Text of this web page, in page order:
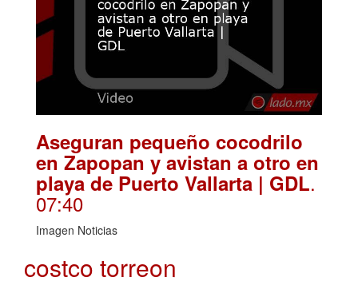
Aseguran pequeño cocodrilo
en Zapopan y avistan a otro en
playa de Puerto Vallarta | GDL.
07:40
Imagen Noticias
costco torreon